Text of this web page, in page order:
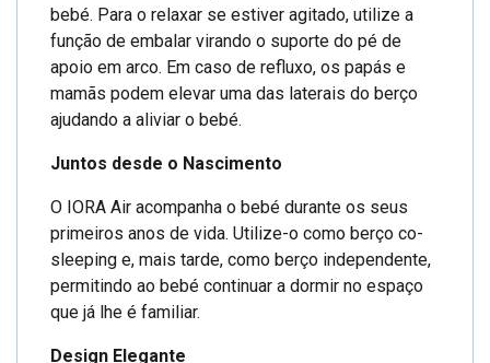
bebé. Para o relaxar se estiver agitado, utilize a
função de embalar virando o suporte do pé de
apoio em arco. Em caso de refluxo, os papás e
mamãs podem elevar uma das laterais do berço
ajudando a aliviar o bebé.
Juntos desde o Nascimento
O IORA Air acompanha o bebé durante os seus
primeiros anos de vida. Utilize-o como berço co-
sleeping e, mais tarde, como berço independente,
permitindo ao bebé continuar a dormir no espaço
que já lhe é familiar.
Design Elegante